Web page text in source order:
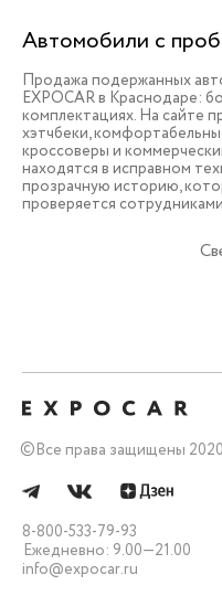
Автомобили с
Продажа подержанных
EXPOCAR в Краснодаре:
комплектациях. На сайте
хэтчбеки,
кроссоверы и
находятся в исправном
прозрачную историю,
проверяется
©Все права защищены
8-800-533-79-93
Ежедневно: 9.00—21.00
info@expocar.ru